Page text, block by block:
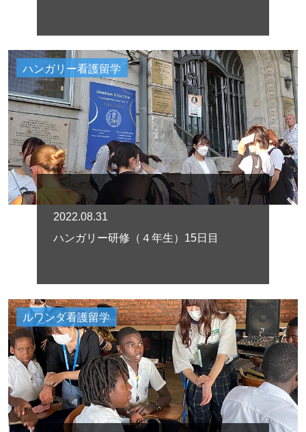
ハンガリー看護留学
2022.08.31
ハンガリー研修（４年生）15日目
ルワンダ看護留学